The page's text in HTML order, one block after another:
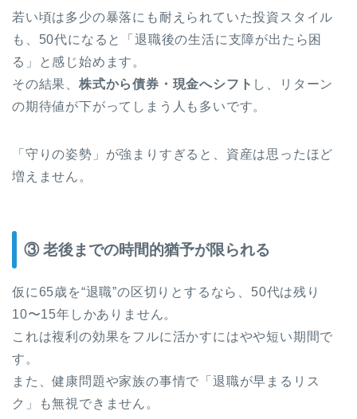
若い頃は多少の暴落にも耐えられていた投資スタイル
も、50代になると「退職後の生活に支障が出たら困
る」と感じ始めます。
その結果、 株式から債券・現金へシフト し、リターン
の期待値が下がってしまう人も多いです。
「守りの姿勢」が強まりすぎると、資産は思ったほど
増えません。
③ 老後までの時間的猶予が限られる
仮に65歳を“退職”の区切りとするなら、50代は残り
10〜15年しかありません。
これは複利の効果をフルに活かすにはやや短い期間で
す。
また、健康問題や家族の事情で「退職が早まるリス
ク」も無視できません。